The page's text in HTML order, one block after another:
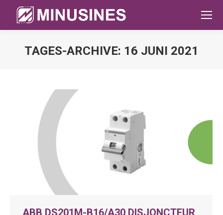
TAGES-ARCHIVE: 16 JUNI 2021